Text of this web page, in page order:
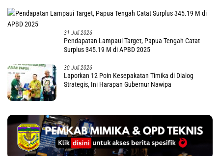
31 Juli 2026
Pendapatan Lampaui Target, Papua Tengah Catat
Surplus 345.19 M di APBD 2025
30 Juli 2026
Laporkan 12 Poin Kesepakatan Timika di Dialog
Strategis, Ini Harapan Gubernur Nawipa